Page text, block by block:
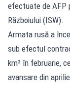
efectuate de AFP
Războiului (ISW).
Armata rusă a
sub efectul
km² în februarie,
avansare din